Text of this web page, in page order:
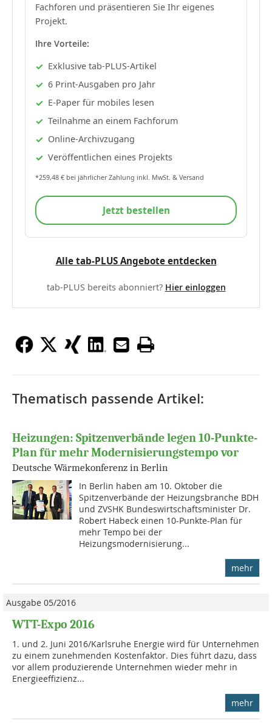
Fachforen und präsentieren Sie Ihr eigenes
Projekt.
Ihre Vorteile:
Exklusive tab-PLUS-Artikel
6 Print-Ausgaben pro Jahr
E-Paper für mobiles lesen
Teilnahme an einem Fachforum
Online-Archivzugang
Veröffentlichen eines Projekts
*259,48 € bei jährlicher Zahlung inkl. MwSt. & Versand
Jetzt bestellen
Alle tab-PLUS Angebote entdecken
tab-PLUS bereits abonniert? Hier einloggen
Thematisch passende Artikel:
Heizungen: Spitzenverbände legen 10-Punkte-
Plan für mehr Modernisierungstempo vor
Deutsche Wärmekonferenz in Berlin
In Berlin haben am 10. Oktober die
Spitzenverbände der Heizungsbranche BDH
und ZVSHK Bundeswirtschaftsminister Dr.
Robert Habeck einen 10-Punkte-Plan für
mehr Tempo bei der
Heizungsmodernisierung...
mehr
Ausgabe 05/2016
WTT-Expo 2016
1. und 2. Juni 2016/Karlsruhe Energie wird für Unternehmen
zu einem zunehmenden Kostenfaktor. Dies führt dazu, dass
vor allem produzierende Unternehmen wieder mehr in
Energieeffizienz...
mehr